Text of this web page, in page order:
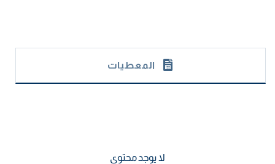
المعطيات
لا يوجد محتوى